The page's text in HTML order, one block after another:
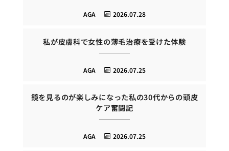
2026.07.28
AGA
私が皮膚科で女性の薄毛治療を受けた体験
2026.07.25
AGA
鏡を見るのが楽しみになった私の30代からの頭皮
ケア奮闘記
2026.07.25
AGA